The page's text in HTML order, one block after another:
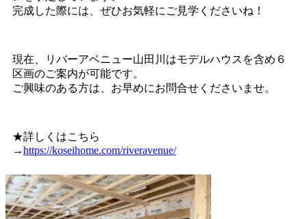
完成した際には、ぜひお気軽にご見学くださいね！
現在、リバーアベニュー山田川はモデルハウスを含め６
区画のご案内が可能です。
ご興味のある方は、お早めにお問合せくださいませ。
★詳しくはこちら
→https://koseihome.com/riveravenue/